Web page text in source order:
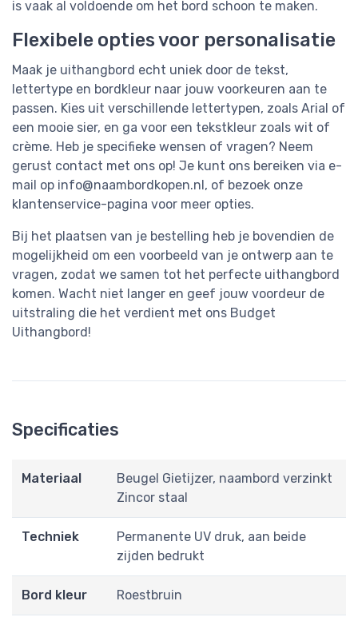
is vaak al voldoende om het bord schoon te maken.
Flexibele opties voor personalisatie
Maak je uithangbord echt uniek door de tekst,
lettertype en bordkleur naar jouw voorkeuren aan te
passen. Kies uit verschillende lettertypen, zoals Arial of
een mooie sier, en ga voor een tekstkleur zoals wit of
crème. Heb je specifieke wensen of vragen? Neem
gerust contact met ons op! Je kunt ons bereiken via e-
mail op info@naambordkopen.nl, of bezoek onze
klantenservice-pagina voor meer opties.
Bij het plaatsen van je bestelling heb je bovendien de
mogelijkheid om een voorbeeld van je ontwerp aan te
vragen, zodat we samen tot het perfecte uithangbord
komen. Wacht niet langer en geef jouw voordeur de
uitstraling die het verdient met ons Budget
Uithangbord!
Specificaties
Materiaal
Beugel Gietijzer, naambord verzinkt
Zincor staal
Techniek
Permanente UV druk, aan beide
zijden bedrukt
Bord kleur Roestbruin